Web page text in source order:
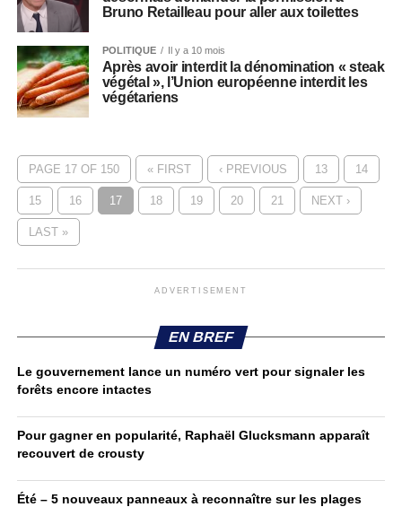
Bruno Retailleau pour aller aux toilettes
POLITIQUE Il y a 10 mois
Après avoir interdit la dénomination « steak
végétal », l’Union européenne interdit les
végétariens
PAGE 17 OF 150 « FIRST ‹ PREVIOUS 13 14
15 16 17 18 19 20 21 NEXT ›
LAST »
ADVERTISEMENT
EN BREF
Le gouvernement lance un numéro vert pour signaler les
forêts encore intactes
Pour gagner en popularité, Raphaël Glucksmann apparaît
recouvert de crousty
Été – 5 nouveaux panneaux à reconnaître sur les plages